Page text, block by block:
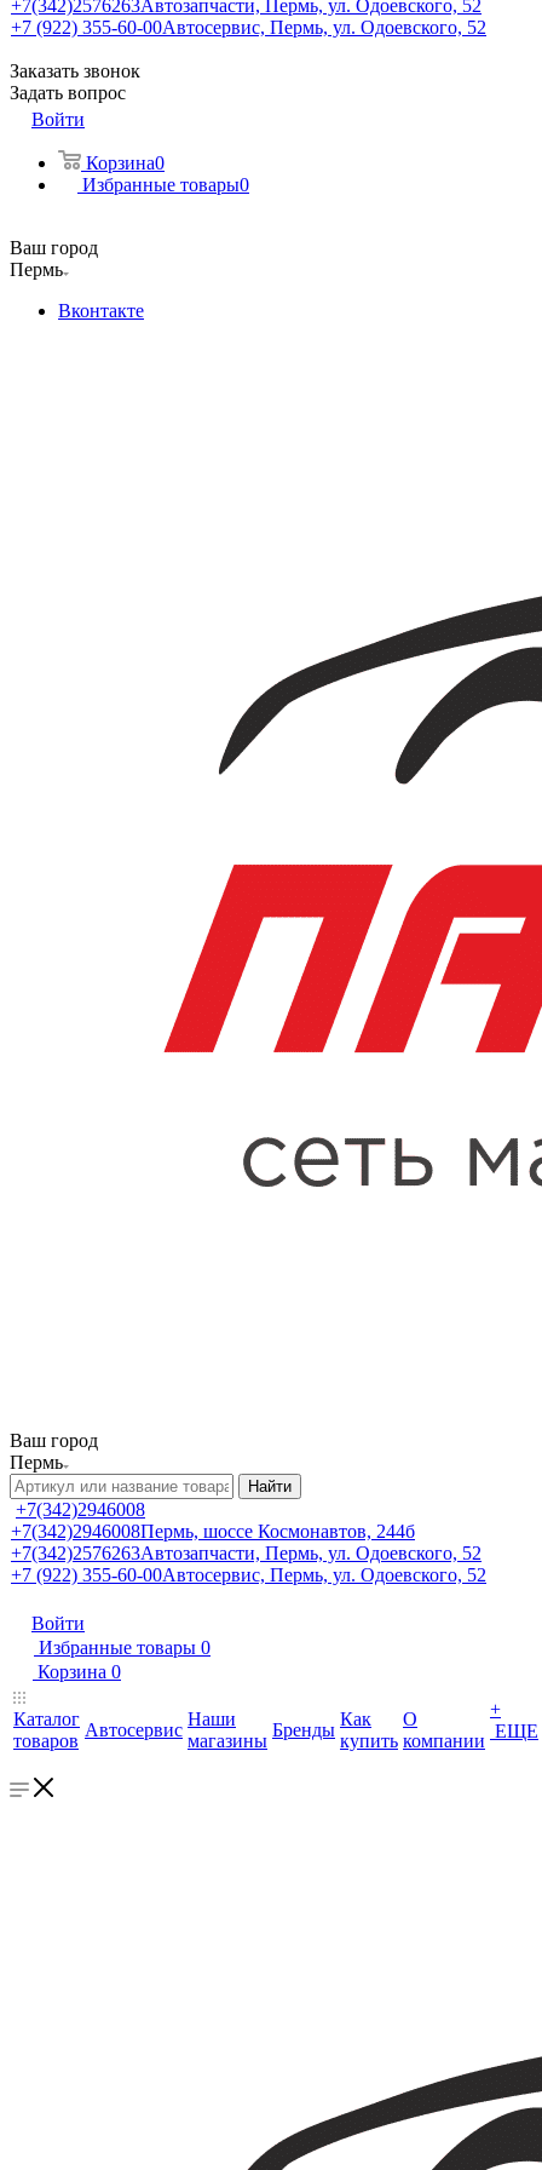
+7(342)2576263Автозапчасти, Пермь, ул. Одоевского, 52
+7 (922) 355-60-00Автосервис, Пермь, ул. Одоевского, 52
Заказать звонок
Задать вопрос
Войти
Корзина0
Избранные товары0
Ваш город
Пермь
Вконтакте
Ваш город
Пермь
Найти
+7(342)2946008
+7(342)2946008Пермь, шоссе Космонавтов, 244б
+7(342)2576263Автозапчасти, Пермь, ул. Одоевского, 52
+7 (922) 355-60-00Автосервис, Пермь, ул. Одоевского, 52
Войти
Избранные товары 0
Корзина 0
Каталог
товаров
Автосервис
Наши
магазины
Бренды
Как
купить
О
компании
+
ЕЩЕ